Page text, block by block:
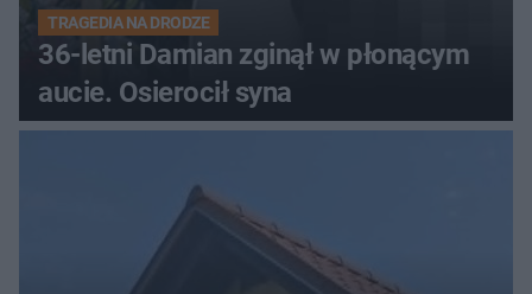
TRAGEDIA NA DRODZE
36-letni Damian zginął w płonącym
aucie. Osierocił syna